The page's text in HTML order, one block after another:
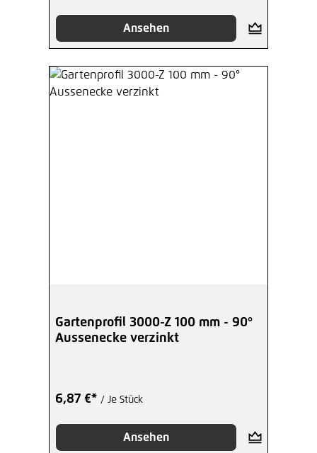
Ansehen
Gartenprofil 3000-Z 100 mm - 90°
Aussenecke verzinkt
6,87 €* / Je Stück
Ansehen